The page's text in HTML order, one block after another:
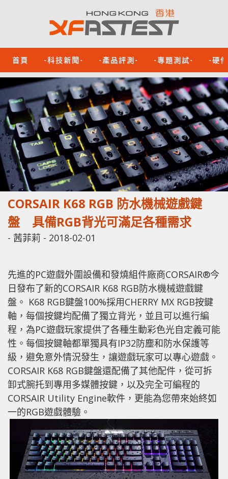
首頁 -科技新聞- -產品評測- -專題測試- -硬
CORSAIR K68 RGB 防水機械遊戲鍵
盤 具備RGB背光可滿足各種需求
- 茜菲莉 - 2018-02-01
先進的PC遊戲外圍設備和發燒組件廠商CORSAIR®今
日發布了新的CORSAIR K68 RGB防水機械遊戲鍵
盤。 K68 RGB鍵盤100%採用CHERRY MX RGB按鍵
軸，每個按鍵均配備了獨立背光，並且可以進行編
程，為PC遊戲玩家提供了各種生動彩色光自定義可能
性。每個按鍵軸都單獨具有IP32防塵和防水保護等
級，避免意外情況發生，讓遊戲玩家可以專心遊戲。
CORSAIR K68 RGB鍵盤還配備了其他配件，從可拆
卸式腕托到專用多媒體按鍵，以及完全可編程的
CORSAIR Utility Engine軟件，更能為您帶來始終如
一的RGB遊戲體驗。